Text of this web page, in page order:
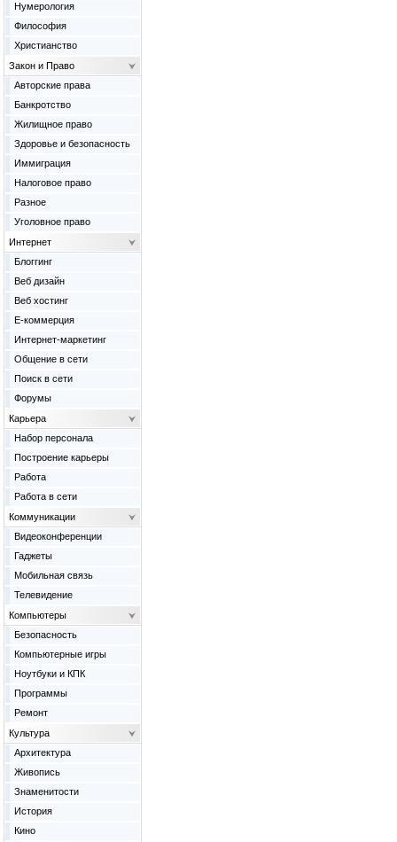
Нумерология
Философия
Христианство
Закон и Право
Авторские права
Банкротство
Жилищное право
Здоровье и безопасность
Иммиграция
Налоговое право
Разное
Уголовное право
Интернет
Блоггинг
Веб дизайн
Веб хостинг
Е-коммерция
Интернет-маркетинг
Общение в сети
Поиск в сети
Форумы
Карьера
Набор персонала
Построение карьеры
Работа
Работа в сети
Коммуникации
Видеоконференции
Гаджеты
Мобильная связь
Телевидение
Компьютеры
Безопасность
Компьютерные игры
Ноутбуки и КПК
Программы
Ремонт
Культура
Архитектура
Живопись
Знаменитости
История
Кино